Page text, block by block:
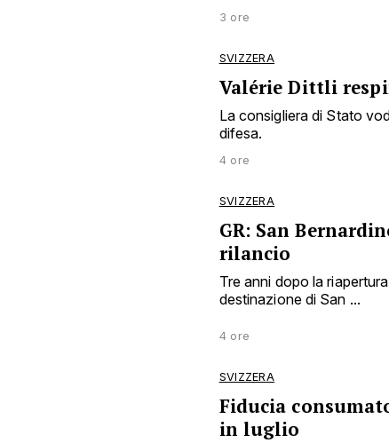
3 ore
SVIZZERA
Valérie Dittli
La consigliera di Stato
difesa.
4 ore
SVIZZERA
GR: San
rilancio
Tre anni dopo la
destinazione di San ...
4 ore
SVIZZERA
Fiducia
in luglio